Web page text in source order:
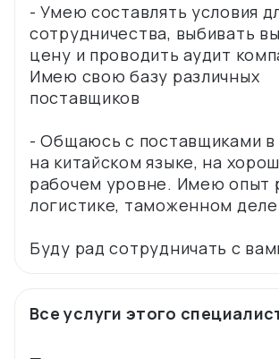
- Умею составлять условия
сотрудничества, выбивать
цену и проводить аудит
Имею свою базу различных
поставщиков
- Общаюсь с поставщиками
на китайском языке, на
рабочем уровне. Имею опыт
логистике, таможенном деле
Все услуги этого